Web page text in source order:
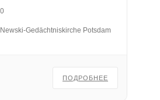
Gedächtniskirche Potsdam
ПОДРОБНЕЕ